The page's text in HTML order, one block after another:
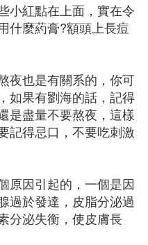
小紅點在上面，實在令
什麼葯膏?額頭上長痘
夜也是有關系的，你可
如果有劉海的話，記得
是盡量不要熬夜，這樣
記得忌口，不要吃刺激
原因引起的，一個是因
過於發達，皮脂分泌過
分泌失衡，使皮膚長